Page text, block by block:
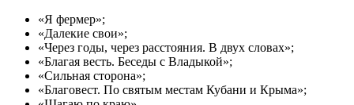
«Я фермер»;
«Далекие свои»;
«Через годы, через расстояния. В двух словах»;
«Благая весть. Беседы с Владыкой»;
«Сильная сторона»;
«Благовест. По святым местам Кубани и Крыма»;